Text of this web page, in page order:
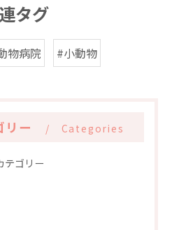
タグ
物病院 #小動物
リー Categories
テゴリー